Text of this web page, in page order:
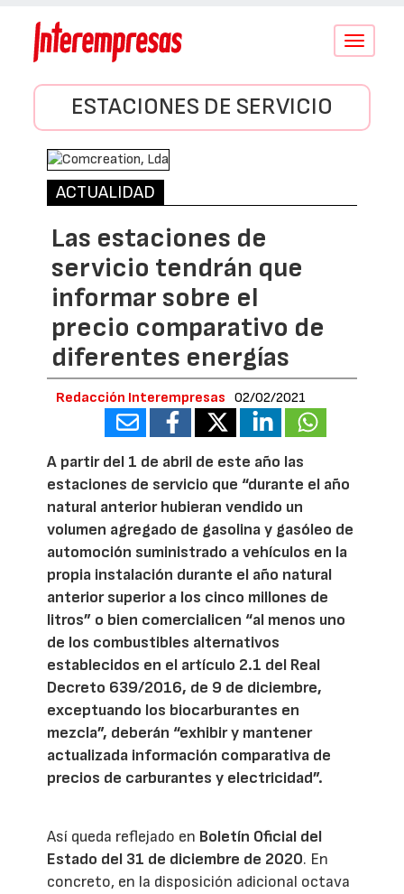
Conmutar
ESTACIONES DE SERVICIO
ACTUALIDAD
Las estaciones de
servicio tendrán que
informar sobre el
precio comparativo de
diferentes energías
Redacción Interempresas 02/02/2021
A partir del 1 de abril de este año las
estaciones de servicio que “durante el año
natural anterior hubieran vendido un
volumen agregado de gasolina y gasóleo de
automoción suministrado a vehículos en la
propia instalación durante el año natural
anterior superior a los cinco millones de
litros” o bien comercialicen “al menos uno
de los combustibles alternativos
establecidos en el artículo 2.1 del Real
Decreto 639/2016, de 9 de diciembre,
exceptuando los biocarburantes en
mezcla”, deberán “exhibir y mantener
actualizada información comparativa de
precios de carburantes y electricidad”.
Así queda reflejado en Boletín Oficial del
Estado del 31 de diciembre de 2020. En
concreto, en la disposición adicional octava